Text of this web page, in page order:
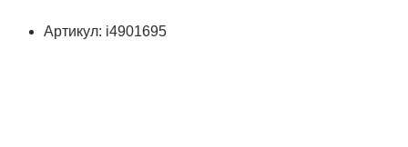
Артикул: i4901695